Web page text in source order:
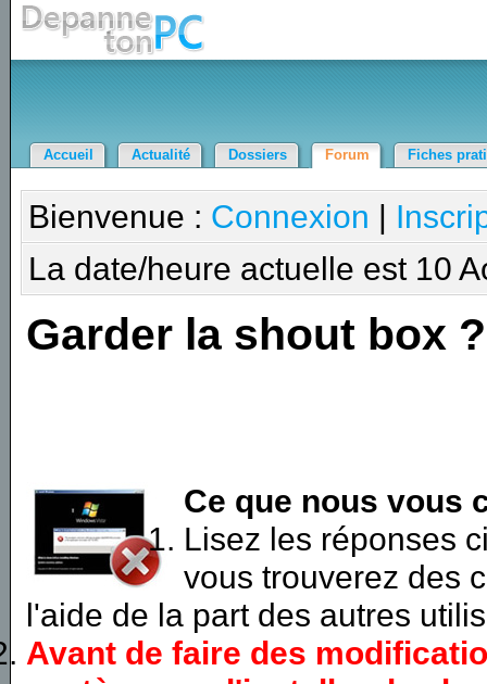
Accueil Actualité Dossiers Forum Fiches
Bienvenue : Connexion |
La date/heure actuelle est 10
Garder la shout box ?
Ce que nous vous
Lisez les réponses
vous trouverez des
l'aide de la part des autres
Avant de faire des